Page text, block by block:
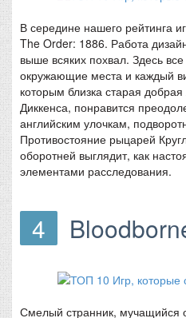
В середине нашего рейтинга
The Order: 1886. Работа
выше всяких похвал. Здесь
окружающие места и каждый
которым близка старая
Диккенса, понравится
английским улочкам,
Противостояние рыцарей
оборотней выглядит, как
элементами расследования.
4
Смелый странник, мучащийся